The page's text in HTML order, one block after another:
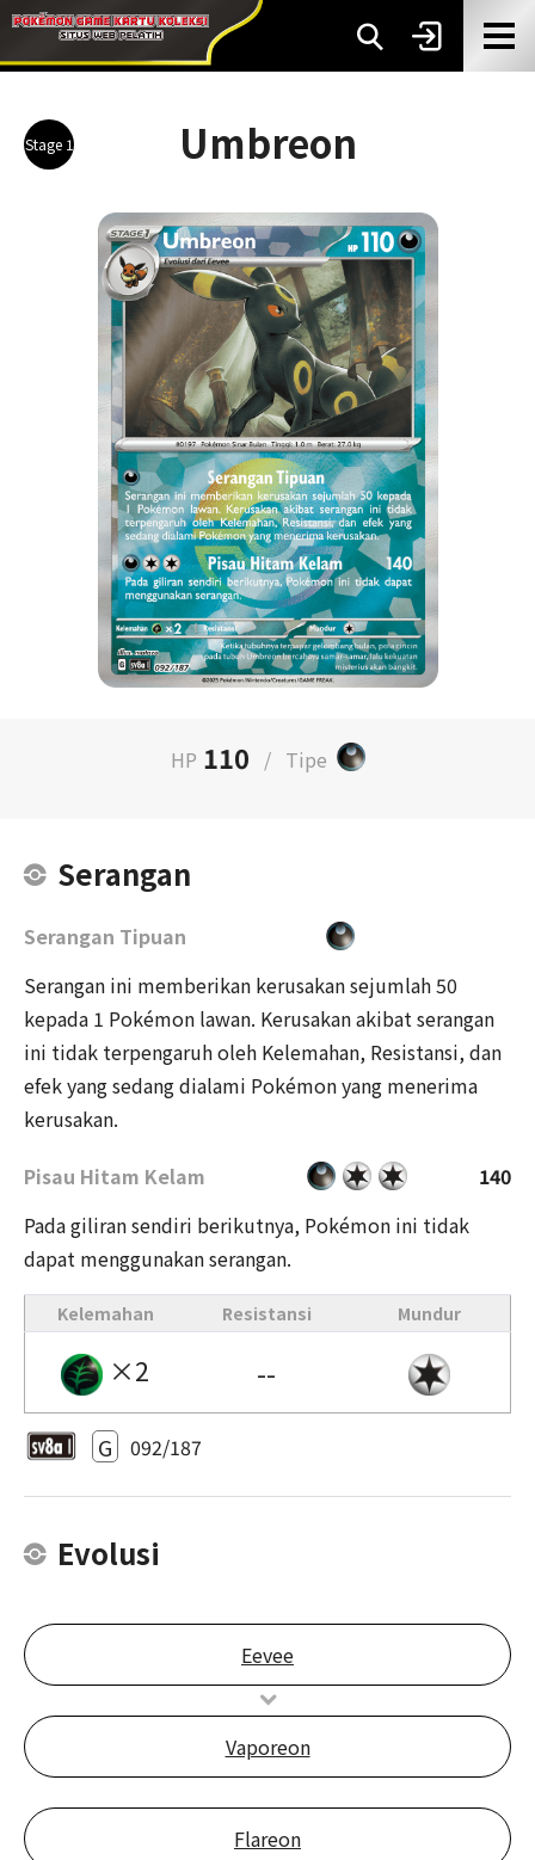
Stage 1 Umbreon
HP 110 / Tipe
Serangan
Serangan Tipuan
Serangan ini memberikan kerusakan sejumlah 50
kepada 1 Pokémon lawan. Kerusakan akibat serangan
ini tidak terpengaruh oleh Kelemahan, Resistansi, dan
efek yang sedang dialami Pokémon yang menerima
kerusakan.
Pisau Hitam Kelam
140
Pada giliran sendiri berikutnya, Pokémon ini tidak
dapat menggunakan serangan.
Kelemahan Resistansi Mundur
×2 --
G 092/187
Evolusi
Eevee
Vaporeon
Flareon